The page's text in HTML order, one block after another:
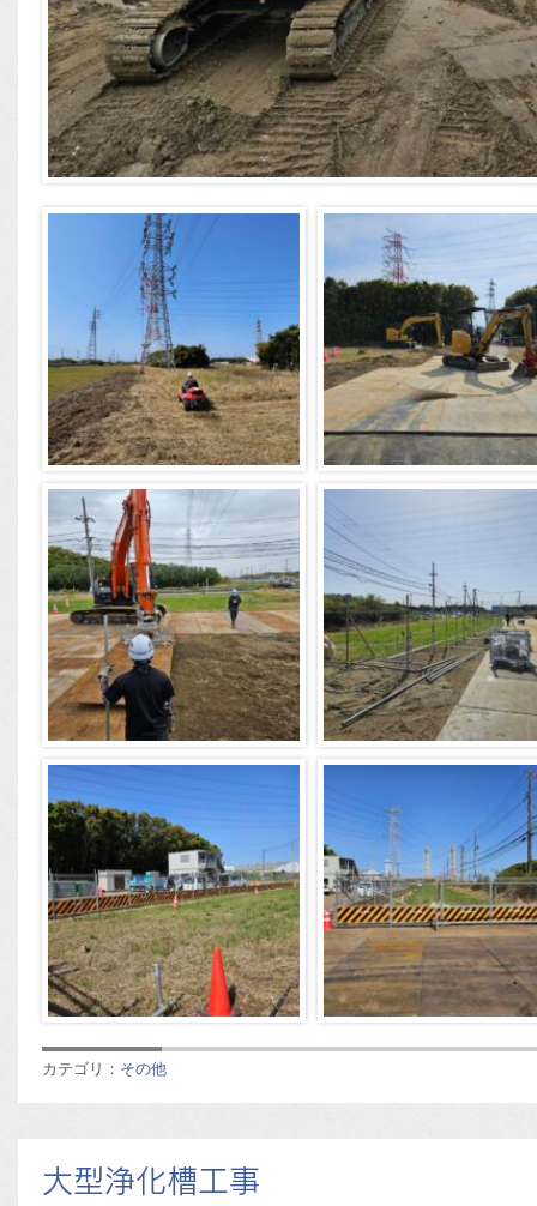
カテゴリ： その他
大型浄化槽工事